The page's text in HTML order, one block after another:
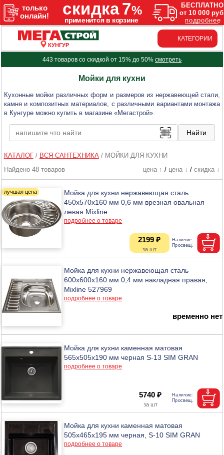
КУНГУР
КАТЕГОРИИ
443 товаров со скидкой от 15% до 50% смотреть
Мойки для кухни
Кухонные мойки различных форм и размеров из нержавеющей стали,
камня и композитных материалов, с различными вариантами монтажа
в Кунгуре можно купить в магазине «Мегастрой».
КАТАЛОГ/ ВСЯ САНТЕХНИКА/ МОЙКИ ДЛЯ КУХНИ
Найдено 48 товаров
цена ↑ / цена ↓ / скидка ↓
Мойка для кухни нержавеющая сталь
450х570х160 мм 0,6 мм врезная овальная
левая Mixline
подробнее о товаре
2199 ₽
Мойка для кухни нержавеющая сталь
600х600х160 мм 0,4 мм накладная правая,
Mixline 527969
подробнее о товаре
временно нет
Мойка для кухни каменная матовая
565x505x190 мм черная S-13 SIM GRAN
подробнее о товаре
5740 ₽
Мойка для кухни каменная матовая
505x465x195 мм черная, S-10 SIM GRAN
подробнее о товаре